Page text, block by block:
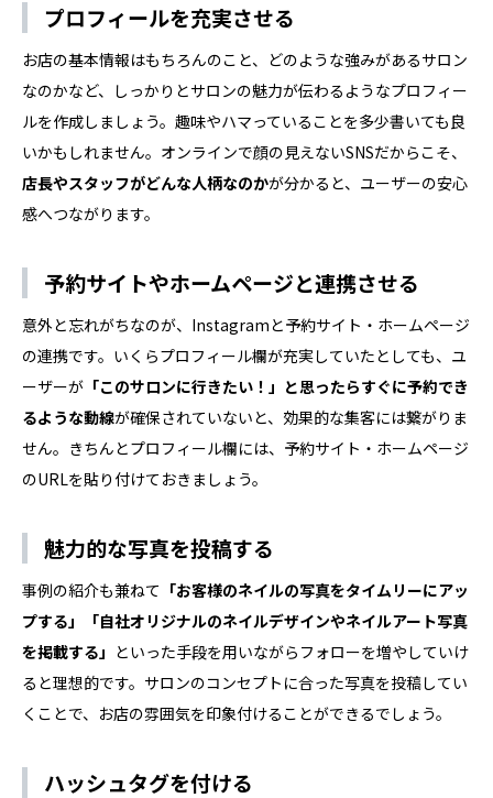
プロフィールを充実させる
お店の基本情報はもちろんのこと、どのような強みがあるサロン
なのかなど、しっかりとサロンの魅力が伝わるようなプロフィー
ルを作成しましょう。趣味やハマっていることを多少書いても良
いかもしれません。オンラインで顔の見えないSNSだからこそ、
店長やスタッフがどんな人柄なのかが分かると、ユーザーの安心
感へつながります。
予約サイトやホームページと連携させる
意外と忘れがちなのが、Instagramと予約サイト・ホームページ
の連携です。いくらプロフィール欄が充実していたとしても、ユ
ーザーが 「このサロンに行きたい！」と思ったらすぐに予約でき
るような動線が確保されていないと、効果的な集客には繋がりま
せん。きちんとプロフィール欄には、予約サイト・ホームページ
のURLを貼り付けておきましょう。
魅力的な写真を投稿する
事例の紹介も兼ねて 「お客様のネイルの写真をタイムリーにアッ
プする」「自社オリジナルのネイルデザインやネイルアート写真
を掲載する」 といった手段を用いながらフォローを増やしていけ
ると理想的です。サロンのコンセプトに合った写真を投稿してい
くことで、お店の雰囲気を印象付けることができるでしょう。
ハッシュタグを付ける